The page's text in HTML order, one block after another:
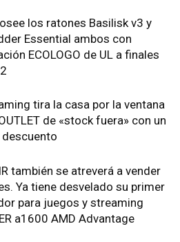
los ratones Basilisk v3 y
Essential ambos con
ECOLOGO de UL a finales
tira la casa por la ventana
de «stock fuera» con un
descuento
también se atreverá a vender
Ya tiene desvelado su primer
para juegos y streaming
a1600 AMD Advantage